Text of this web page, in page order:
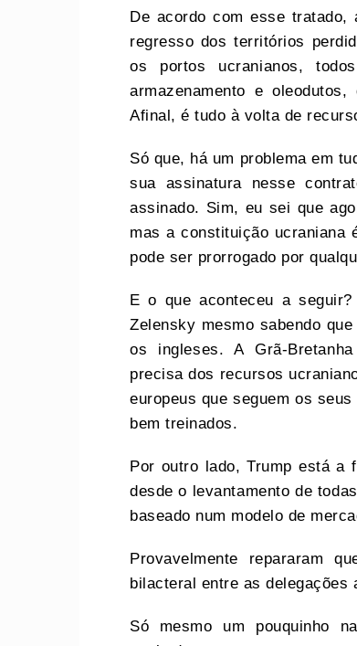
De acordo com esse
regresso dos territórios
os portos ucranianos,
armazenamento e
Afinal, é tudo à volta de
Só que, há um problema em
sua assinatura nesse
assinado. Sim, eu sei que
mas a constituição ucraniana
pode ser prorrogado por
E o que aconteceu a
Zelensky mesmo sabendo
os ingleses. A Grã-
precisa dos recursos
europeus que seguem os
bem treinados.
Por outro lado, Trump está a
desde o levantamento de
baseado num modelo de
Provavelmente repararam
bilacteral entre as delegações
Só mesmo um pouquinho